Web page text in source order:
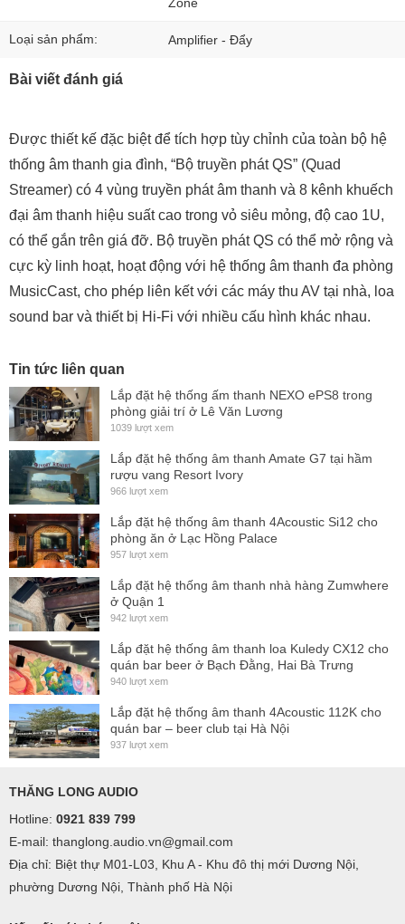
Loại sản phẩm: Amplifier - Đẩy
Bài viết đánh giá
Được thiết kế đặc biệt để tích hợp tùy chỉnh của toàn bộ hệ
thống âm thanh gia đình, “Bộ truyền phát QS” (Quad
Streamer) có 4 vùng truyền phát âm thanh và 8 kênh khuếch
đại âm thanh hiệu suất cao trong vỏ siêu mỏng, độ cao 1U,
có thể gắn trên giá đỡ. Bộ truyền phát QS có thể mở rộng và
cực kỳ linh hoạt, hoạt động với hệ thống âm thanh đa phòng
MusicCast, cho phép liên kết với các máy thu AV tại nhà, loa
sound bar và thiết bị Hi-Fi với nhiều cấu hình khác nhau.
Tin tức liên quan
Lắp đặt hệ thống ấm thanh NEXO ePS8 trong
phòng giải trí ở Lê Văn Lương
1039 lượt xem
Lắp đặt hệ thống âm thanh Amate G7 tại hầm
rượu vang Resort Ivory
966 lượt xem
Lắp đặt hệ thống âm thanh 4Acoustic Si12 cho
phòng ăn ở Lạc Hồng Palace
957 lượt xem
Lắp đặt hệ thống âm thanh nhà hàng Zumwhere
ở Quận 1
942 lượt xem
Lắp đặt hệ thống âm thanh loa Kuledy CX12 cho
quán bar beer ở Bạch Đằng, Hai Bà Trưng
940 lượt xem
Lắp đặt hệ thống âm thanh 4Acoustic 112K cho
quán bar – beer club tại Hà Nội
937 lượt xem
THĂNG LONG AUDIO
Hotline: 0921 839 799
E-mail: thanglong.audio.vn@gmail.com
Địa chỉ: Biệt thự M01-L03, Khu A - Khu đô thị mới Dương Nội,
phường Dương Nội, Thành phố Hà Nội